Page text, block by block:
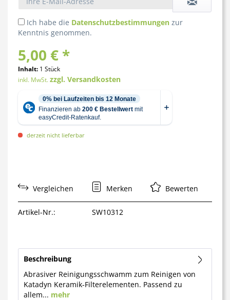
Ich habe die Datenschutzbestimmungen zur
Kenntnis genommen.
5,00 € *
Inhalt: 1 Stück
inkl. MwSt.zzgl. Versandkosten
derzeit nicht lieferbar
Vergleichen Merken Bewerten
Artikel-Nr.: SW10312
Beschreibung
Abrasiver Reinigungsschwamm zum Reinigen von
Katadyn Keramik-Filterelementen. Passend zu
allem... mehr